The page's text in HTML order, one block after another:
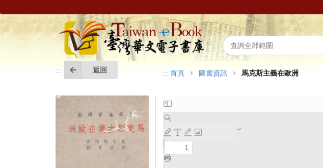
::: 返回 ::: 首頁 圖書資訊 馬克斯主義在歐洲